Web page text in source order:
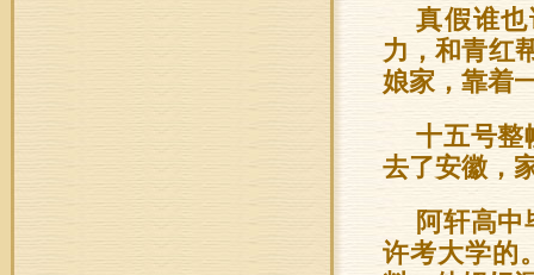
真假谁
力，和青红
娘家，靠着
十五号整
去了安徽，
阿轩高
许考大学的